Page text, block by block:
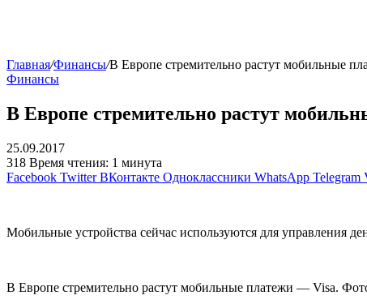
Главная/Финансы/В Европе стремительно растут мобильные
Финансы
В Европе стремительно растут
25.09.2017
318 Время чтения: 1 минута
Facebook Twitter ВКонтакте Одноклассники WhatsApp Telegram
Мобильные устройства сейчас используются для управления
В Европе стремительно растут мобильные платежи — Visa.